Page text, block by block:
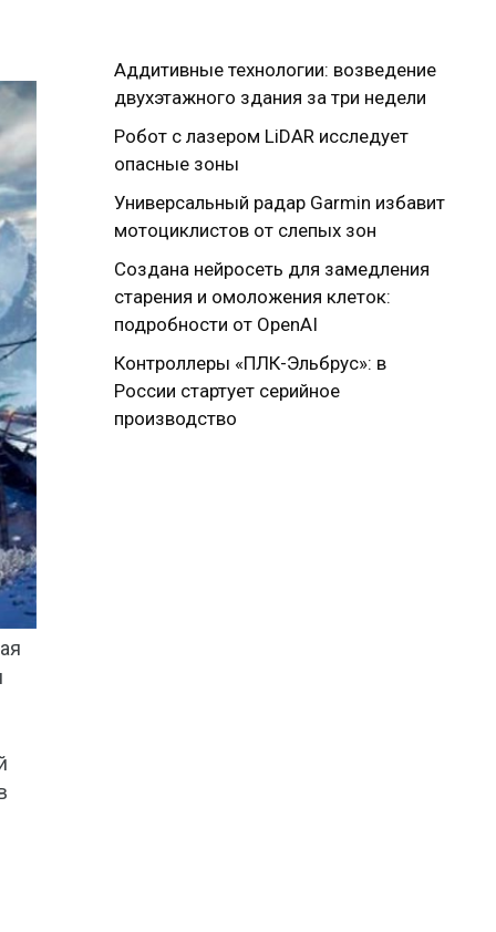
Аддитивные технологии: возведение
двухэтажного здания за три недели
Робот с лазером LiDAR исследует
опасные зоны
Универсальный радар Garmin избавит
мотоциклистов от слепых зон
Создана нейросеть для замедления
старения и омоложения клеток:
подробности от OpenAI
Контроллеры «ПЛК-Эльбрус»: в
России стартует серийное
производство